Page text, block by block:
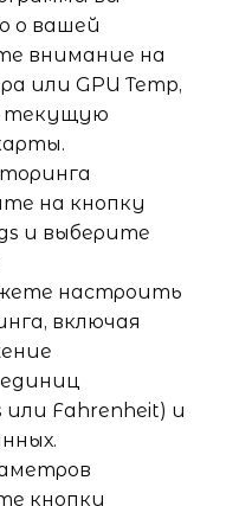
о вашей
внимание на
или GPU Temp,
текущую
на кнопку
и выберите
настроить
включая
Fahrenheit) и
кнопку